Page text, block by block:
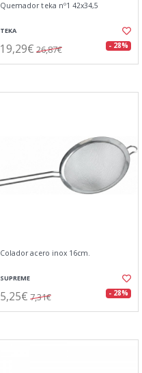
Quemador teka nº1 42x34,5
TEKA
19,29€ 26,87€ - 28%
Colador acero inox 16cm.
SUPREME
5,25€ 7,31€ - 28%